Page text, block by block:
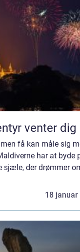
venter dig
få kan måle sig
har at byde
sjæle, der drømmer
18 januar